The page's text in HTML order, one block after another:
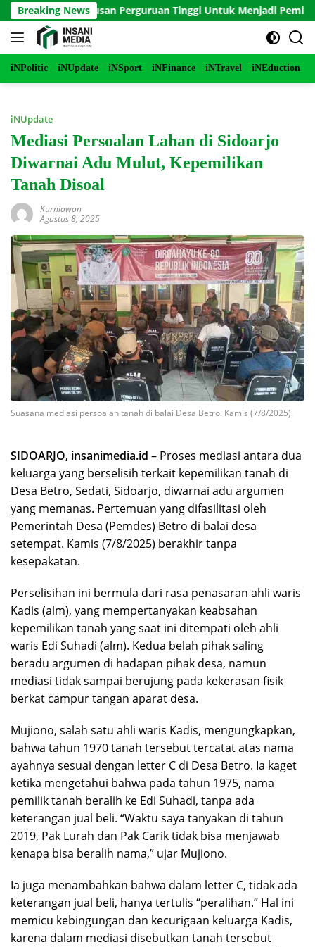
Langsung
ke
konten
Breaking News
Lulusan Perguruan Tinggi Untuk Menjadi Pemimpin Masa
iNPolitic iNUpdate iNSport iNFinance iNTravel iNEduction
iNUpdate
Mediasi Persoalan Lahan di Sidoarjo
Diwarnai Adu Mulut, Kepemilikan
Tanah Disoal
Kurniawan
Agustus 8, 2025
Suasana mediasi persoalan tanah di balai Desa Betro. Kamis (7/8/2025).
SIDOARJO, insanimedia.id – Proses mediasi antara dua
keluarga yang berselisih terkait kepemilikan tanah di
Desa Betro, Sedati, Sidoarjo, diwarnai adu argumen
yang memanas. Pertemuan yang difasilitasi oleh
Pemerintah Desa (Pemdes) Betro di balai desa
setempat. Kamis (7/8/2025) berakhir tanpa
kesepakatan.
Perselisihan ini bermula dari rasa penasaran ahli waris
Kadis (alm), yang mempertanyakan keabsahan
kepemilikan tanah yang saat ini ditempati oleh ahli
waris Edi Suhadi (alm). Kedua belah pihak saling
beradu argumen di hadapan pihak desa, namun
mediasi tidak sampai berujung pada kekerasan fisik
berkat campur tangan aparat desa.
Mujiono, salah satu ahli waris Kadis, mengungkapkan,
bahwa tahun 1970 tanah tersebut tercatat atas nama
ayahnya sesuai dengan letter C di Desa Betro. Ia kaget
ketika mengetahui bahwa pada tahun 1975, nama
pemilik tanah beralih ke Edi Suhadi, tanpa ada
keterangan jual beli. “Waktu saya tanyakan di tahun
2019, Pak Lurah dan Pak Carik tidak bisa menjawab
kenapa bisa beralih nama,” ujar Mujiono.
Ia juga menambahkan bahwa dalam letter C, tidak ada
keterangan jual beli, hanya tertulis “peralihan.” Hal ini
memicu kebingungan dan kecurigaan keluarga Kadis,
karena dalam mediasi disebutkan tanah tersebut